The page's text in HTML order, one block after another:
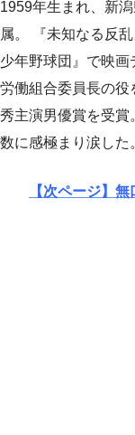
1959年生まれ、新
属。 『未知なる反
少年野球団』で映
労働組合委員長の
秀主演男優賞を受賞
数に感極まり涙した
【次ページ】